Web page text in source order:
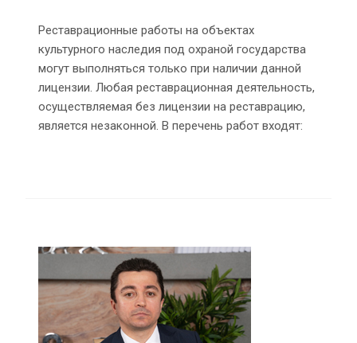
Реставрационные работы на объектах
культурного наследия под охраной государства
могут выполняться только при наличии данной
лицензии. Любая реставрационная деятельность,
осуществляемая без лицензии на реставрацию,
является незаконной. В перечень работ входят: